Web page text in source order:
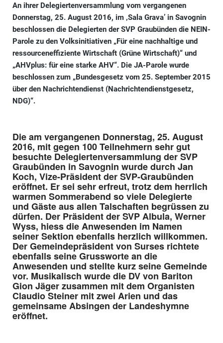
An ihrer Delegiertenversammlung vom vergangenen
Donnerstag, 25. August 2016, im ‚Sala Grava’ in Savognin
beschlossen die Delegierten der SVP Graubünden die NEIN-
Parole zu den Volksinitiativen „Für eine nachhaltige und
ressourceneffiziente Wirtschaft (Grüne Wirtschaft)“ und
„AHVplus: für eine starke AHV“. Die JA-Parole wurde
beschlossen zum „Bundesgesetz vom 25. September 2015
über den Nachrichtendienst (Nachrichtendienstgesetz,
NDG)“.
Die am vergangenen Donnerstag, 25. August
2016, mit gegen 100 Teilnehmern sehr gut
besuchte Delegiertenversammlung der SVP
Graubünden in Savognin wurde durch Jan
Koch, Vize-Präsident der SVP-Graubünden
eröffnet. Er sei sehr erfreut, trotz dem herrlich
warmen Sommerabend so viele Delegierte
und Gäste aus allen Talschaften begrüssen zu
dürfen. Der Präsident der SVP Albula, Werner
Wyss, hiess die Anwesenden im Namen
seiner Sektion ebenfalls herzlich willkommen.
Der Gemeindepräsident von Surses richtete
ebenfalls seine Grussworte an die
Anwesenden und stellte kurz seine Gemeinde
vor. Musikalisch wurde die DV von Bariton
Gion Jäger zusammen mit dem Organisten
Claudio Steiner mit zwei Arien und das
gemeinsame Absingen der Landeshymne
eröffnet.